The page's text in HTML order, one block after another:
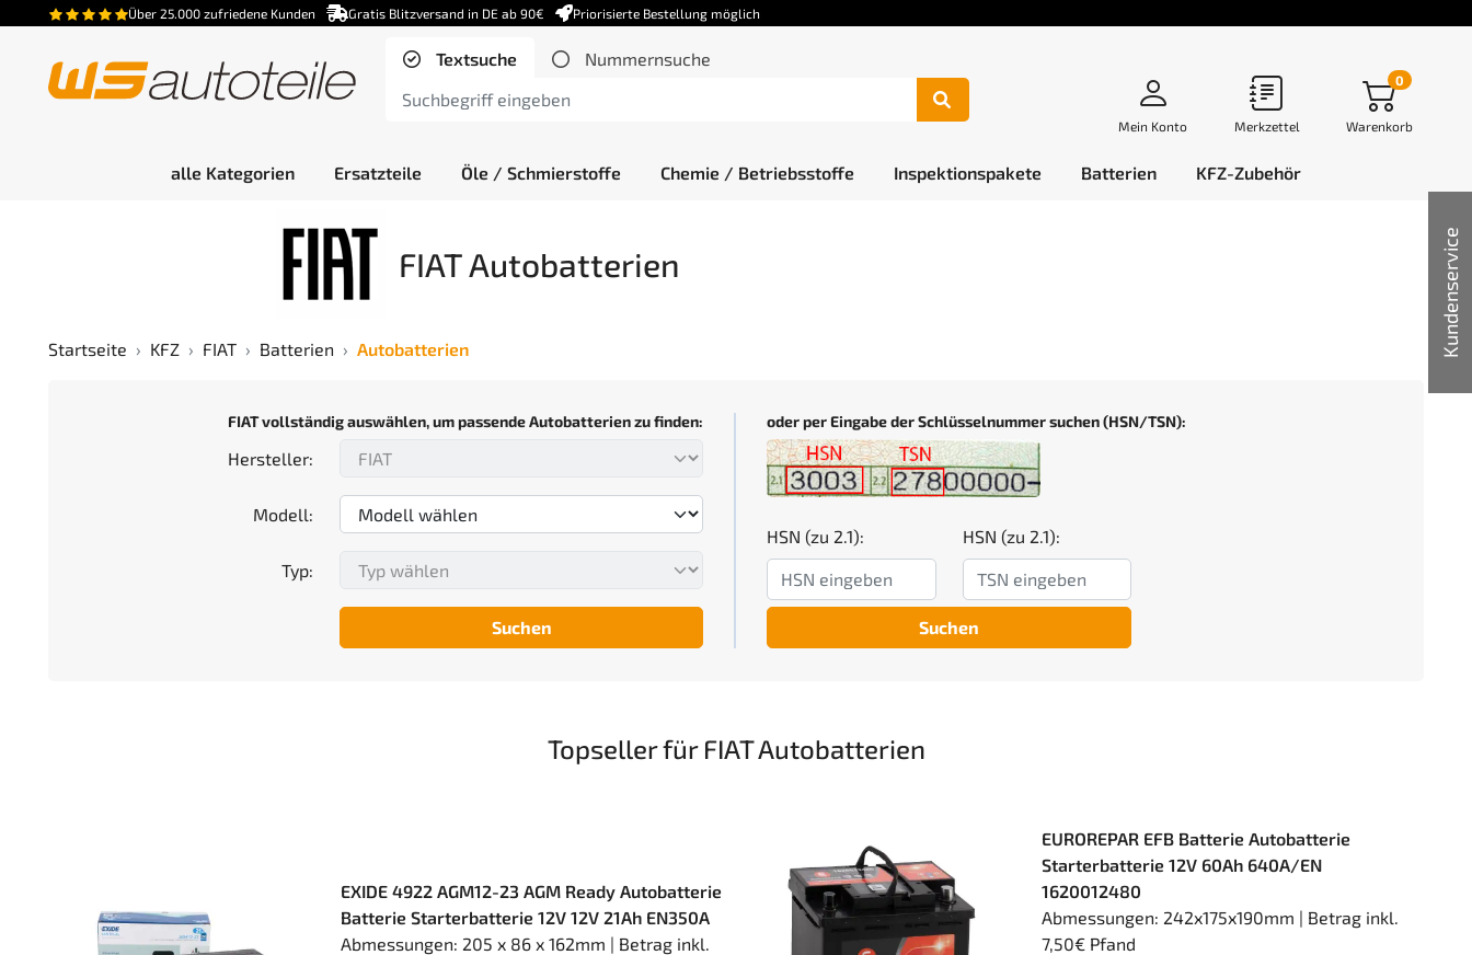
Kundenservice
Über 25.000 zufriedene Kunden Gratis Blitzversand in DE ab 90€ Priorisierte Bestellung möglich
Textsuche Nummernsuche
Mein Konto Merkzettel Warenkorb
0
alle Kategorien Ersatzteile Öle / Schmierstoffe Chemie / Betriebsstoffe Inspektionspakete Batterien KFZ-Zubehör
FIAT Autobatterien
Startseite KFZ FIAT Batterien Autobatterien
FIAT vollständig auswählen, um passende Autobatterien zu finden:
Hersteller:
Modell:
Typ:
Suchen
oder per Eingabe der Schlüsselnummer suchen (HSN/TSN):
HSN (zu 2.1): HSN (zu 2.1):
Suchen
Topseller für FIAT Autobatterien
EXIDE 4922 AGM12-23 AGM Ready Autobatterie
Batterie Starterbatterie 12V 12V 21Ah EN350A
Abmessungen: 205 x 86 x 162mm | Betrag inkl.
EUROREPAR EFB Batterie Autobatterie
Starterbatterie 12V 60Ah 640A/EN
1620012480
Abmessungen: 242x175x190mm | Betrag inkl.
7,50€ Pfand